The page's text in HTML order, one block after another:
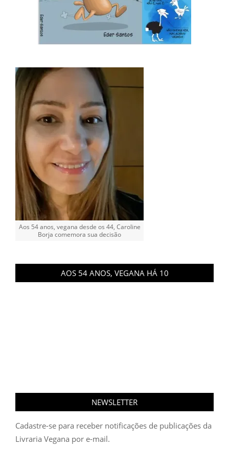
Aos 54 anos, vegana desde os 44, Caroline
Borja comemora sua decisão
AOS 54 ANOS, VEGANA HÁ 10
NEWSLETTER
Cadastre-se para receber notificações de publicações da
Livraria Vegana por e-mail.